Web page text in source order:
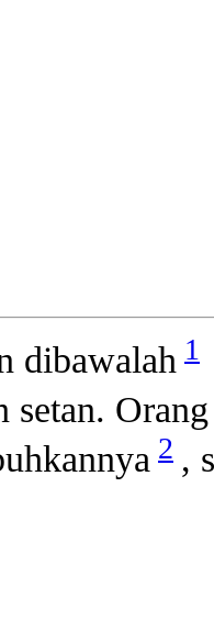
dibawalah 1
setan.
2 ,